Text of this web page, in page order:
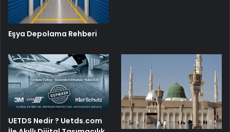
Eşya Depolama Rehberi
UETDS Nedir ? Uetds.com